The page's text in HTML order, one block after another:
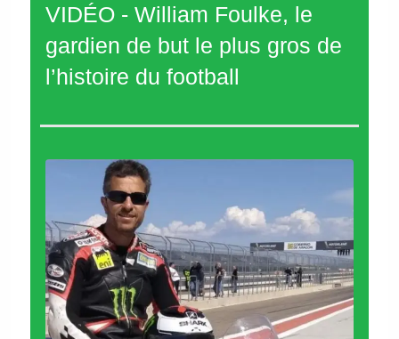
VIDÉO - William Foulke, le
gardien de but le plus gros de
l’histoire du football